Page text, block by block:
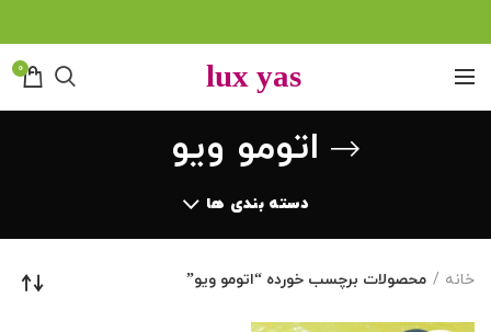
0
اتومو ویو
دسته بندی ها
خانه محصولات برچسب خورده “اتومو ویو”